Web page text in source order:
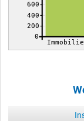
0
200
400
600